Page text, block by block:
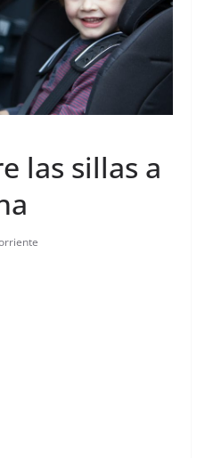
las sillas a